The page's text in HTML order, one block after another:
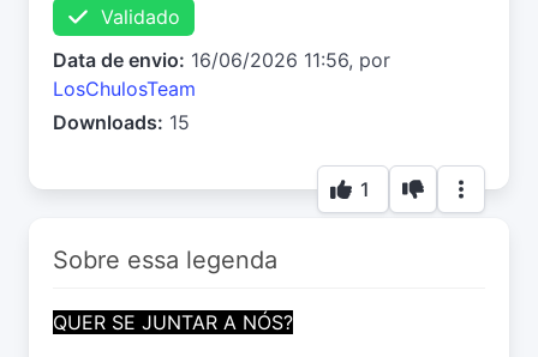
Validado
Data de envio: 16/06/2026 11:56, por
LosChulosTeam
Downloads: 15
1
Sobre essa legenda
QUER SE JUNTAR A NÓS?